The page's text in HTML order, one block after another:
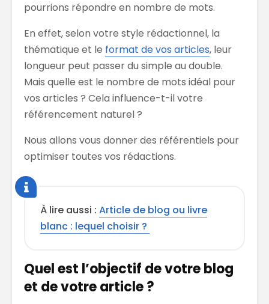
pourrions répondre en nombre de mots.
En effet, selon votre style rédactionnel, la
thématique et le format de vos articles, leur
longueur peut passer du simple au double.
Mais quelle est le nombre de mots idéal pour
vos articles ? Cela influence-t-il votre
référencement naturel ?
Nous allons vous donner des référentiels pour
optimiser toutes vos rédactions.
À lire aussi : Article de blog ou livre
blanc : lequel choisir ?
Quel est l’objectif de votre blog
et de votre article ?